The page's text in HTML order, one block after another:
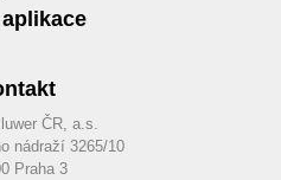
ČR, a.s.
nádraží 3265/10
Praha 3